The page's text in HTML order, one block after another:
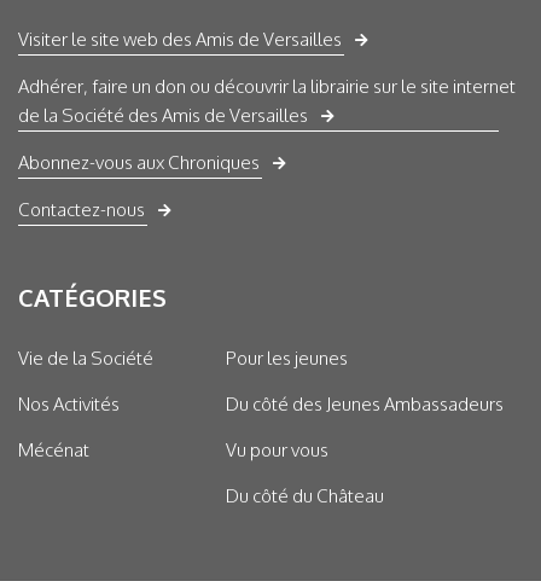
Visiter le site web des Amis de Versailles
Adhérer, faire un don ou découvrir la librairie sur le site internet
de la Société des Amis de Versailles
Abonnez-vous aux Chroniques
Contactez-nous
CATÉGORIES
Vie de la Société
Nos Activités
Mécénat
Pour les jeunes
Du côté des Jeunes Ambassadeurs
Vu pour vous
Du côté du Château